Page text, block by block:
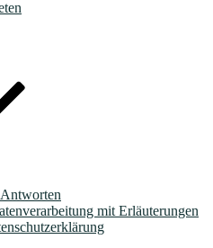
mit Erläuterungen